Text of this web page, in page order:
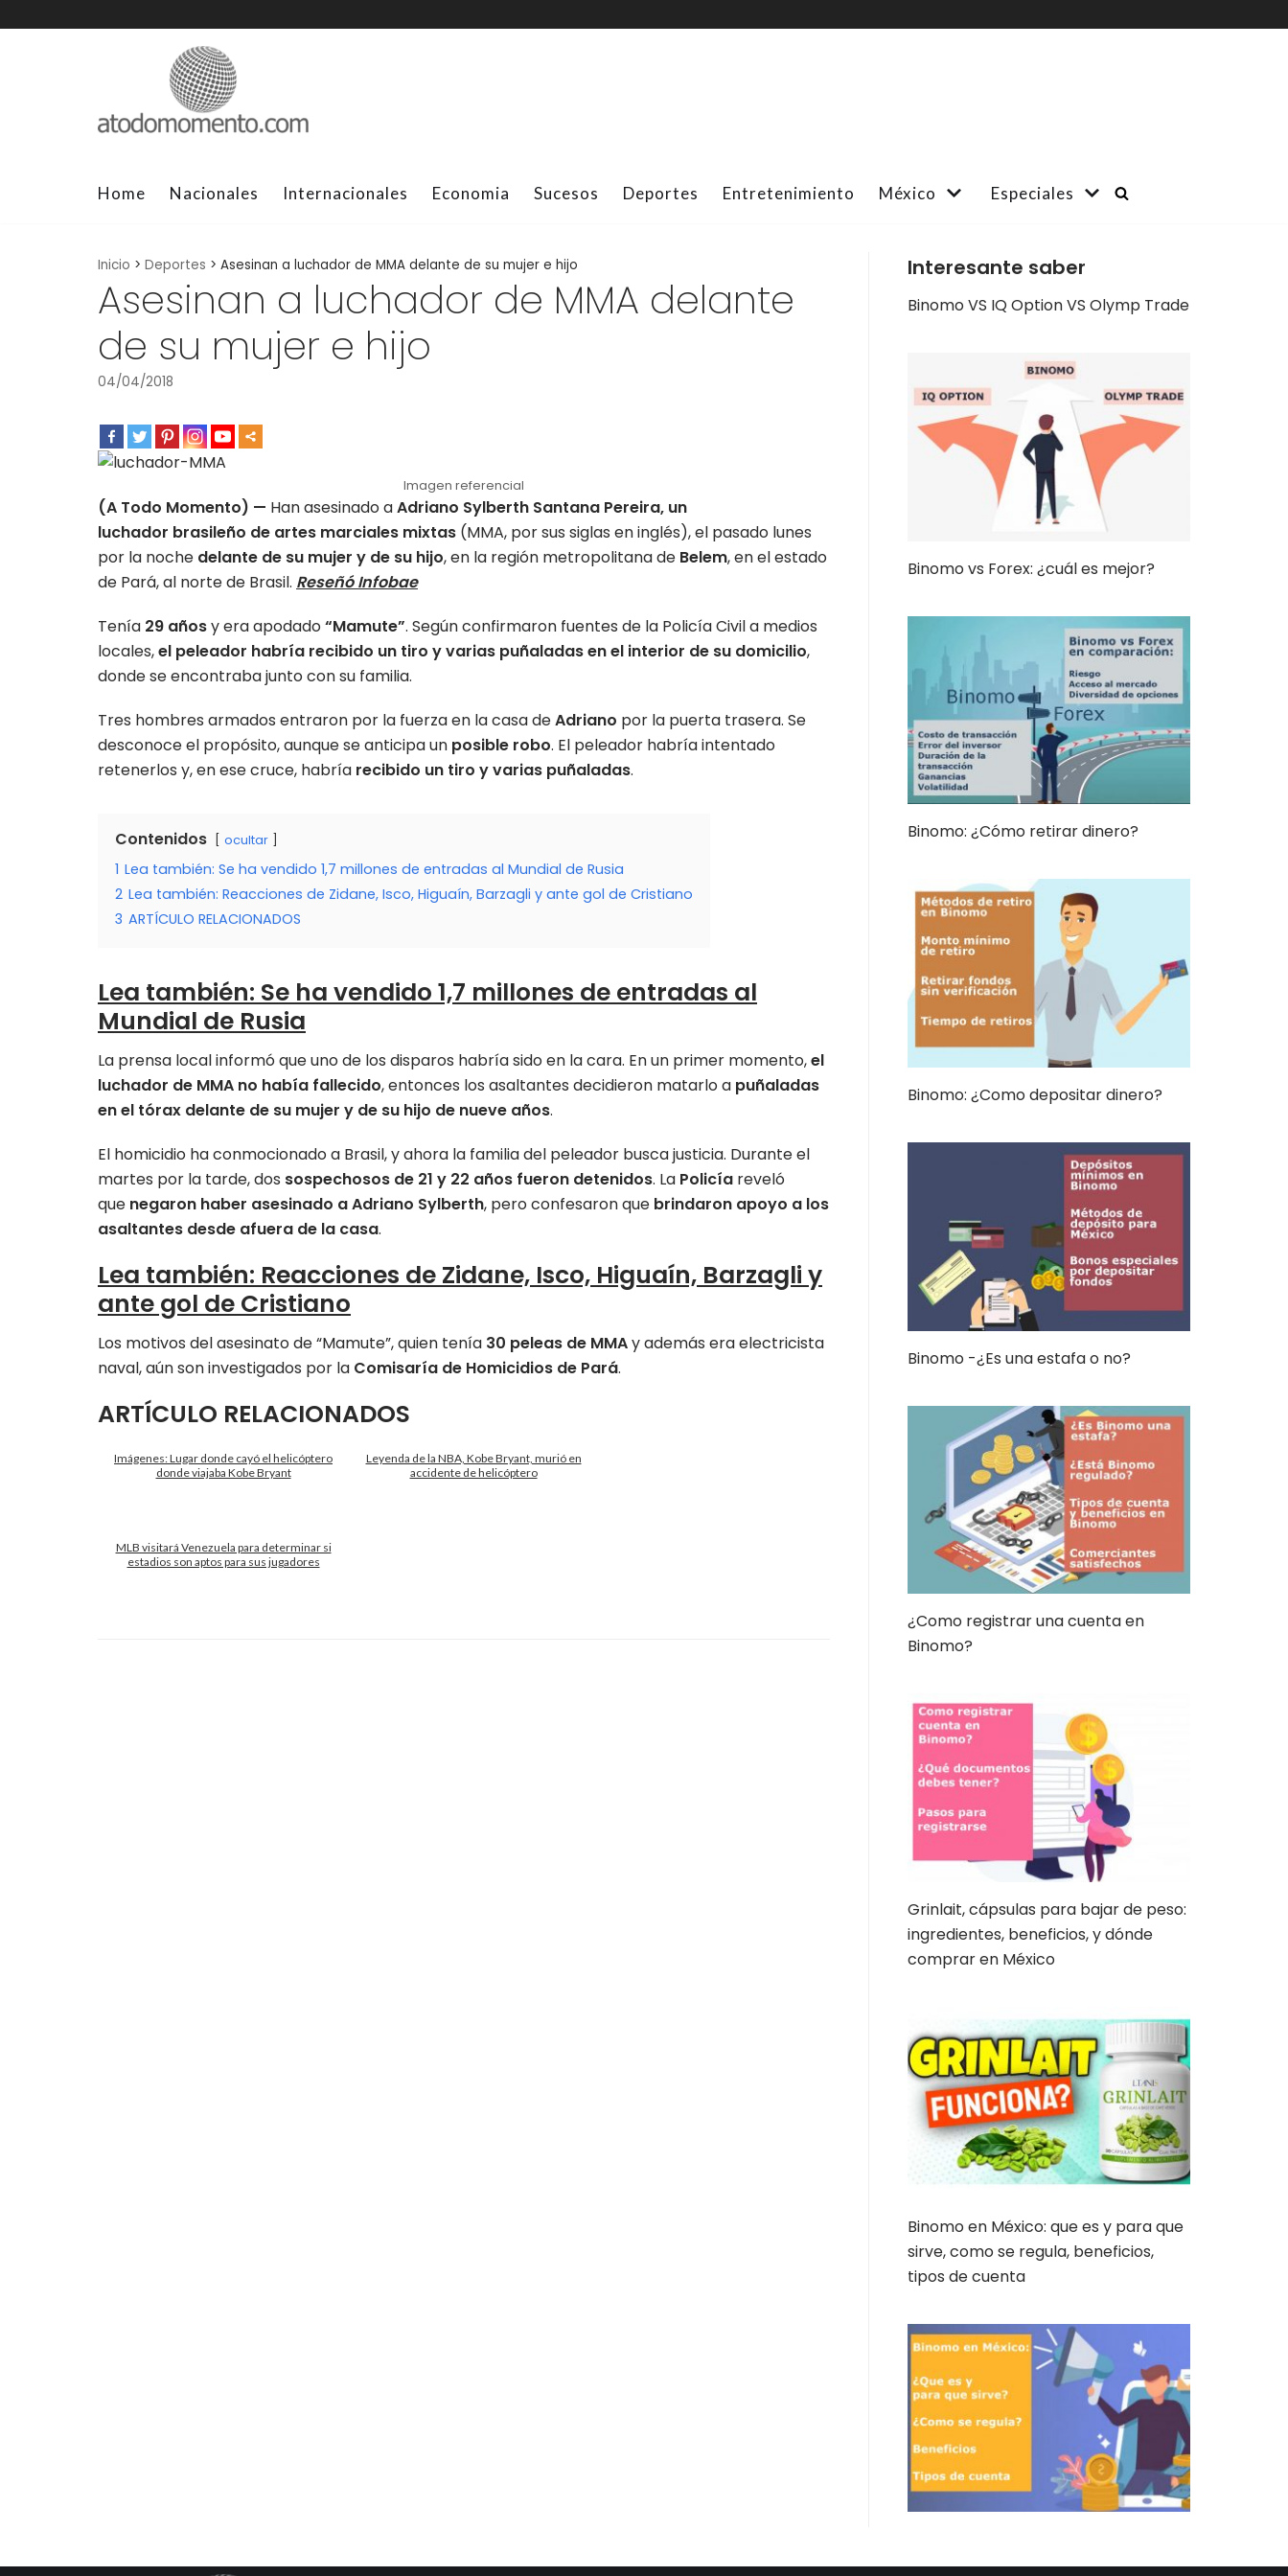
Home Nacionales Internacionales Economia Sucesos Deportes Entretenimiento México Especiales
Inicio > Deportes > Asesinan a luchador de MMA delante de su mujer e hijo
Asesinan a luchador de MMA delante
de su mujer e hijo
04/04/2018
Imagen referencial
(A Todo Momento) — Han asesinado aAdriano Sylberth Santana Pereira, un
luchador brasileño de artes marciales mixtas (MMA, por sus siglas en inglés),el pasado lunes
por la noche delante de su mujer y de su hijo, en la región metropolitana de Belem, en el estado
de Pará, al norte de Brasil. Reseñó Infobae
Tenía 29 añosy era apodado“Mamute”. Según confirmaron fuentes de la Policía Civil a medios
locales,el peleador habría recibido un tiro y varias puñaladas en el interior de su domicilio,
donde se encontraba junto con su familia.
Tres hombres armados entraron por la fuerza en la casa deAdriano por la puerta trasera. Se
desconoce el propósito, aunque se anticipa un posible robo. El peleador habría intentado
retenerlos y, en ese cruce, habría recibido un tiro y varias puñaladas.
Contenidos ocultar
1 Lea también: Se ha vendido 1,7 millones de entradas al Mundial de Rusia
2 Lea también: Reacciones de Zidane, Isco, Higuaín, Barzagli y ante gol de Cristiano
3 ARTÍCULO RELACIONADOS
Lea también: Se ha vendido 1,7 millones de entradas al
Mundial de Rusia
La prensa local informó que uno de los disparos habría sido en la cara. En un primer momento,el
luchador de MMA no había fallecido, entonces los asaltantes decidieron matarlo a puñaladas
en el tórax delante de su mujer y de su hijo de nueve años.
El homicidio ha conmocionado a Brasil, y ahora la familia del peleador busca justicia. Durante el
martes por la tarde, dos sospechosos de 21 y 22 años fueron detenidos. La Policía reveló
que negaron haber asesinado a Adriano Sylberth, pero confesaron que brindaron apoyo a los
asaltantes desde afuera de la casa.
Lea también: Reacciones de Zidane, Isco, Higuaín, Barzagli y
ante gol de Cristiano
Los motivos del asesinato de “Mamute”, quien tenía 30 peleas de MMAy además era electricista
naval, aún son investigados por la Comisaría de Homicidios de Pará.
ARTÍCULO RELACIONADOS
Imágenes: Lugar donde cayó el helicóptero
donde viajaba Kobe Bryant
Leyenda de la NBA, Kobe Bryant, murió en
accidente de helicóptero
MLB visitará Venezuela para determinar si
estadios son aptos para sus jugadores
Interesante saber
Binomo VS IQ Option VS Olymp Trade
Binomo vs Forex: ¿cuál es mejor?
Binomo: ¿Cómo retirar dinero?
Binomo: ¿Como depositar dinero?
Binomo -¿Es una estafa o no?
¿Como registrar una cuenta en
Binomo?
Grinlait, cápsulas para bajar de peso:
ingredientes, beneficios, y dónde
comprar en México
Binomo en México: que es y para que
sirve, como se regula, beneficios,
tipos de cuenta